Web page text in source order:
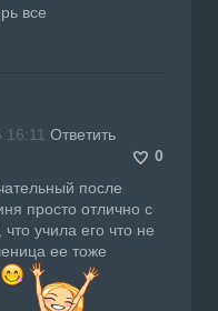
все
Ответить
0
после
просто отлично с
учила его что не
ее тоже